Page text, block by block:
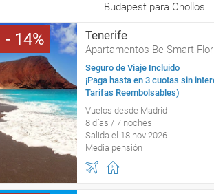
Budapest para Chollos
14 Tenerife
Apartamentos Be Smart
Seguro de Viaje Incluido
¡Paga hasta en 3 cuotas sin
Tarifas Reembolsables)
Vuelos desde Madrid
8 días / 7 noches
Salida el 18 nov 2026
Media pensión